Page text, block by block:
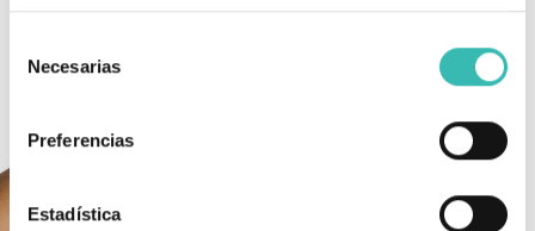
Necesarias
Preferencias
Estadística